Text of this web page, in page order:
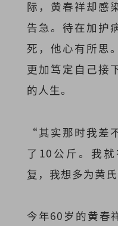
际，黄春祥却感
告急。待在加护
死，他心有所思
更加笃定自己接
的人生。
“其实那时我差
了10公斤。我
复，我想多为黄
今年60岁的黄春